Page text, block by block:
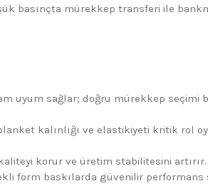
basınçta mürekkep transferi ile
uyum sağlar; doğru mürekkep seçimi
kalınlığı ve elastikiyeti kritik rol
korur ve üretim stabilitesini artırır.
form baskılarda güvenilir performans